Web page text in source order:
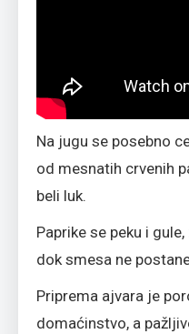
Na jugu se posebno
od mesnatih crvenih
beli luk.
Paprike se peku i
dok smesa ne
Priprema ajvara je
domaćinstvo, a